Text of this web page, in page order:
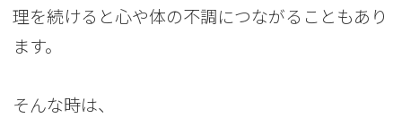
理を続けると心や体の不調につながることもあり
ます。
そんな時は、